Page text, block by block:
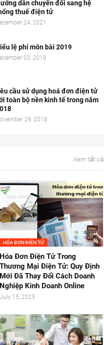
dẫn chuyển đổi sang hệ
thuế điện tử
24, 2021
lệ phí môn bài 2019
03, 2018
cầu sử dụng hoá đơn điện tử
toàn bộ nền kinh tế trong năm
29, 2018
Xem tất cả
HÓA ĐƠN ĐIỆN TỬ
Hóa Đơn Điện Tử Trong
Thương Mại Điện Tử: Quy Định
Mới Đã Thay Đổi Cách Doanh
Nghiệp Kinh Doanh Online
July 15, 2025